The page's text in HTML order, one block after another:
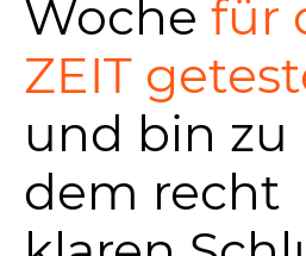
Woche für
ZEIT
und bin zu
dem recht